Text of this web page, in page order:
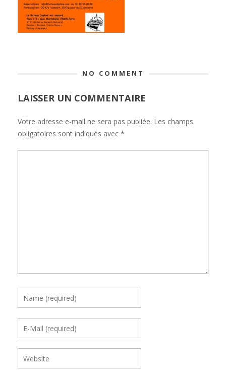
NO COMMENT
LAISSER UN COMMENTAIRE
Votre adresse e-mail ne sera pas publiée. Les champs
obligatoires sont indiqués avec *